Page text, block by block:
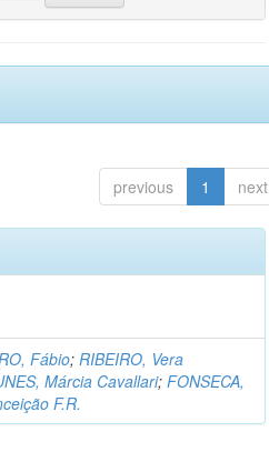
previous 1 next
Fábio; RIBEIRO, Vera
Márcia Cavallari; FONSECA,
F.R.